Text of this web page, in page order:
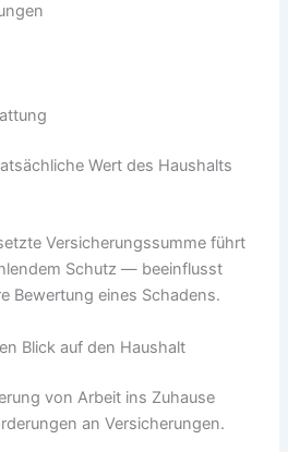
Wert des Haushalts
Versicherungssumme führt
Schutz — beeinflusst
Bewertung eines Schadens.
Blick auf den Haushalt
von Arbeit ins Zuhause
an Versicherungen.